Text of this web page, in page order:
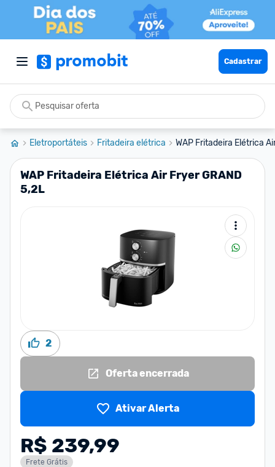
Cadastrar
Eletroportáteis Fritadeira elétrica WAP Fritadeira Elétrica
WAP Fritadeira Elétrica Air Fryer GRAND
5,2L
2
Oferta encerrada
Ativar Alerta
R$ 239,99
Frete Grátis